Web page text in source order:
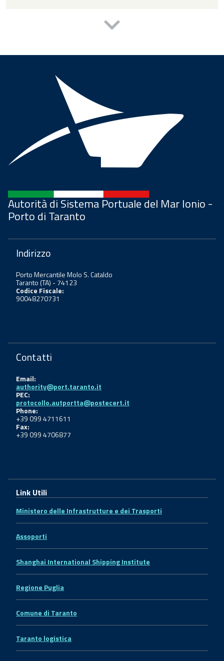
Autorità di Sistema Portuale del Mar Ionio -
Porto di Taranto
Indirizzo
Porto Mercantile Molo S. Cataldo
Taranto (TA) - 74123
Codice Fiscale:
90048270731
Contatti
Email:
authority@port.taranto.it
PEC:
protocollo.autportta@postecert.it
Phone:
+39 099 4711611
Fax:
+39 099 4706877
Link Utili
Ministero delle Infrastrutture e dei Trasporti
Assoporti
Shanghai International Shipping Institute
Regione Puglia
Comune di Taranto
Taranto logistica